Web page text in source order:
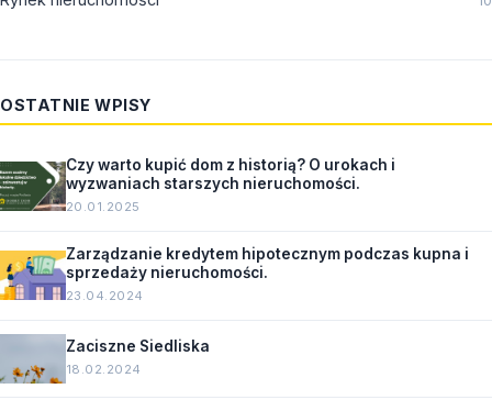
OSTATNIE WPISY
Czy warto kupić dom z historią? O urokach i
wyzwaniach starszych nieruchomości.
20.01.2025
Zarządzanie kredytem hipotecznym podczas kupna i
sprzedaży nieruchomości.
23.04.2024
Zaciszne Siedliska
18.02.2024